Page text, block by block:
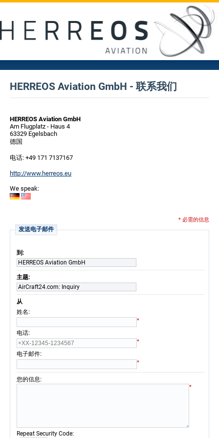
HERREOS Aviation GmbH - 联系我们
HERREOS Aviation GmbH
Am Flugplatz - Haus 4
63329 Egelsbach
德国
电话: +49 171 7137167
http://www.herreos.eu
We speak:
* 必需的信息
发送电子邮件
到:
HERREOS Aviation GmbH
主题:
AirCraft24.com: Inquiry
从
姓名 :
*
电话:
*
电子邮件:
*
您的信息:
*
Repeat Security Code: